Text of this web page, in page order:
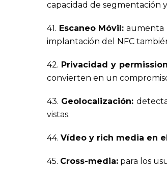
capacidad de segmentación
41. Escaneo Móvil: aumenta
implantación del NFC
42. Privacidad y
convierten en un
43. Geolocalización:
vistas.
44. Vídeo y rich media en
45. Cross-media: para los